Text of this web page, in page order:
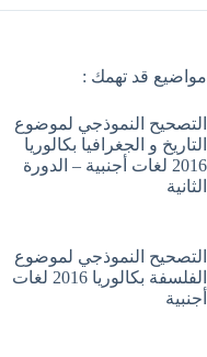
مواضيع قد تهمك :
التصحيح النموذجي لموضوع
التاريخ و الجغرافيا بكالوريا
2016 لغات أجنبية – الدورة
الثانية
التصحيح النموذجي لموضوع
الفلسفة بكالوريا 2016 لغات
أجنبية